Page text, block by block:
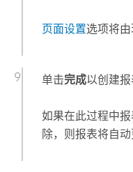
页面设置选项将由
单击完成以创建报
如果在此过程中
除，则报表将自